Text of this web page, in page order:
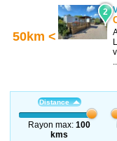
50km <
2
Distance
Rayon max:100
kms